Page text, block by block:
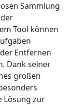
Sammlung
Tool können
Entfernen
Dank seiner
großen
Lösung zur